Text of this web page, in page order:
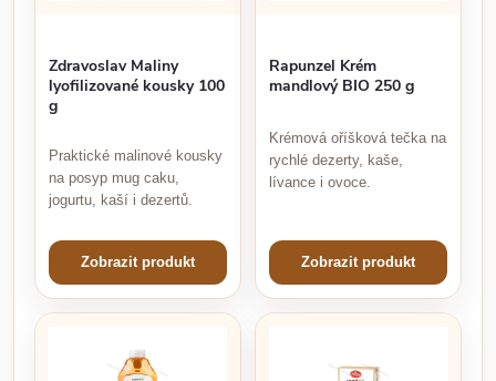
Zdravoslav Maliny
lyofilizované kousky 100
g
Praktické malinové kousky
na posyp mug caku,
jogurtu, kaší i dezertů.
Zobrazit produkt
Rapunzel Krém
mandlový BIO 250 g
Krémová oříšková tečka na
rychlé dezerty, kaše,
lívance i ovoce.
Zobrazit produkt